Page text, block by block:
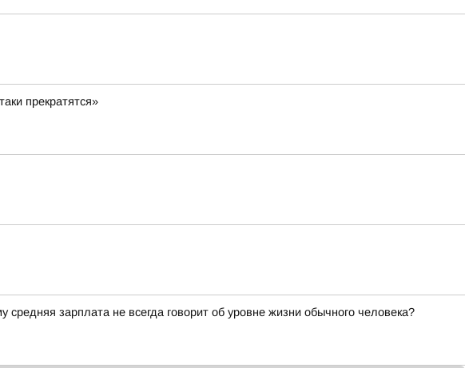
прекратятся»
зарплата не всегда говорит об уровне жизни обычного человека?